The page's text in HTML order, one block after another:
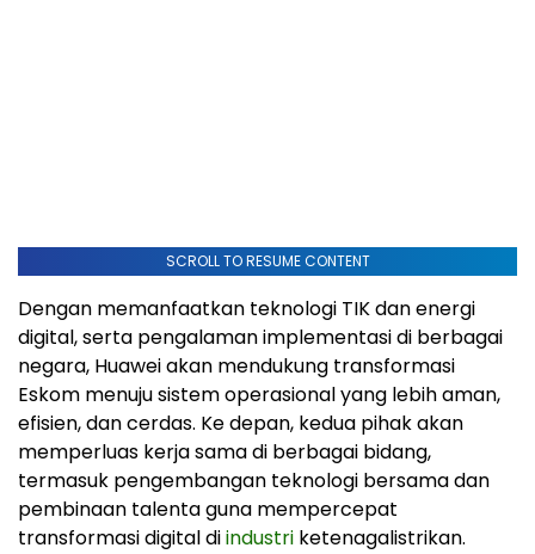
SCROLL TO RESUME CONTENT
Dengan memanfaatkan teknologi TIK dan energi
digital, serta pengalaman implementasi di berbagai
negara, Huawei akan mendukung transformasi
Eskom menuju sistem operasional yang lebih aman,
efisien, dan cerdas. Ke depan, kedua pihak akan
memperluas kerja sama di berbagai bidang,
termasuk pengembangan teknologi bersama dan
pembinaan talenta guna mempercepat
transformasi digital diindustri ketenagalistrikan.